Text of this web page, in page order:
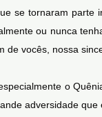
se tornaram
ou nunca
de vocês, nossa
o
adversidade